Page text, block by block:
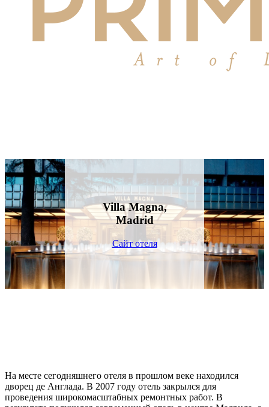
Villa Magna,
Madrid
Сайт отеля
На месте сегодняшнего отеля в прошлом веке находился
дворец де Англада. В 2007 году отель закрылся для
проведения широкомасштабных ремонтных работ. В